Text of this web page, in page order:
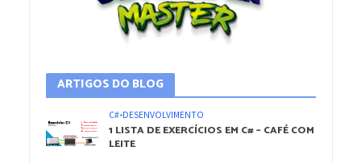
ARTIGOS DO BLOG
C#•DESENVOLVIMENTO
1 LISTA DE EXERCÍCIOS EM C# – CAFÉ COM
LEITE